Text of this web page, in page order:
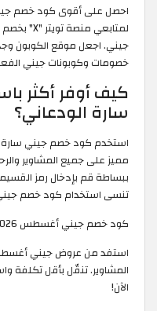
احصل على أقوى كود خصم
جيني. اجعل موقع الكوبون
خصومات وكوبونات جيني الفعالة
كيف أوفر أكثر
سارة الودعاني؟
استخدم كود خصم جيني سارة
مميز على جميع المشاوير
ببساطة قم بإدخال رمز
تنسى استخدام كود خصم
كود خصم جيني أغسطس 2026 | خصم 40% على المشاوير
المشاوير. تنقّل بأقل تكلفة
الآن!